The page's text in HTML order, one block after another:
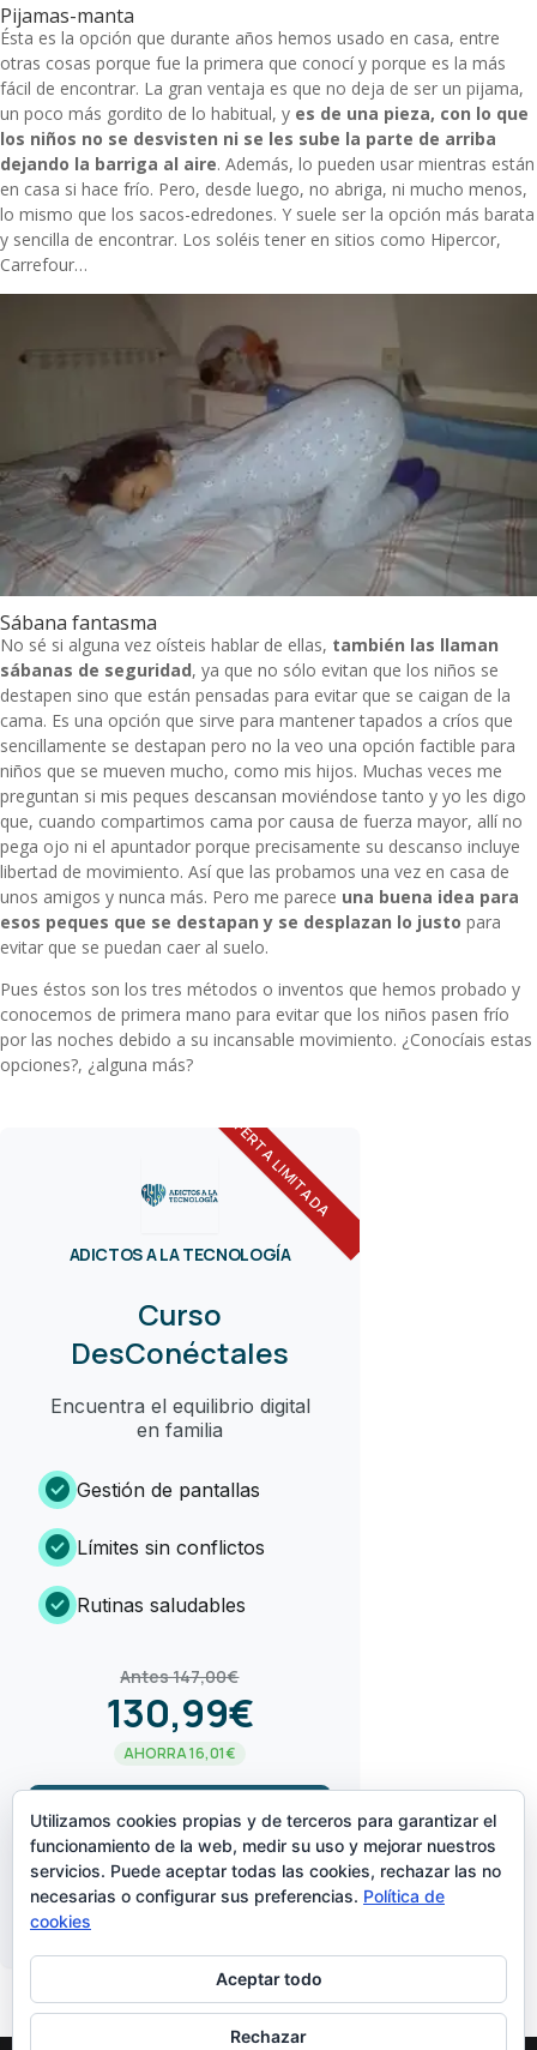
Pijamas-manta
Ésta es la opción que durante años hemos usado en casa, entre
otras cosas porque fue la primera que conocí y porque es la más
fácil de encontrar. La gran ventaja es que no deja de ser un pijama,
un poco más gordito de lo habitual, y es de una pieza, con lo que
los niños no se desvisten ni se les sube la parte de arriba
dejando la barriga al aire. Además, lo pueden usar mientras están
en casa si hace frío. Pero, desde luego, no abriga, ni mucho menos,
lo mismo que los sacos-edredones. Y suele ser la opción más barata
y sencilla de encontrar. Los soléis tener en sitios como Hipercor,
Carrefour…
Sábana fantasma
No sé si alguna vez oísteis hablar de ellas, también las llaman
sábanas de seguridad, ya que no sólo evitan que los niños se
destapen sino que están pensadas para evitar que se caigan de la
cama. Es una opción que sirve para mantener tapados a críos que
sencillamente se destapan pero no la veo una opción factible para
niños que se mueven mucho, como mis hijos. Muchas veces me
preguntan si mis peques descansan moviéndose tanto y yo les digo
que, cuando compartimos cama por causa de fuerza mayor, allí no
pega ojo ni el apuntador porque precisamente su descanso incluye
libertad de movimiento. Así que las probamos una vez en casa de
unos amigos y nunca más. Pero me parece una buena idea para
esos peques que se destapan y se desplazan lo justo para
evitar que se puedan caer al suelo.
Pues éstos son los tres métodos o inventos que hemos probado y
conocemos de primera mano para evitar que los niños pasen frío
por las noches debido a su incansable movimiento. ¿Conocíais estas
opciones?, ¿alguna más?
OFERTA LIMITADA
ADICTOS A LA TECNOLOGÍA
Curso
DesConéctales
Encuentra el equilibrio digital
en familia
check_circle Gestión de pantallas
check_circle Límites sin conflictos
check_circle Rutinas saludables
Antes 147,00€
130,99€
AHORRA 16,01€
¡LO QUIERO!arrow_forward
CREADO POR
Utilizamos cookies propias y de terceros para garantizar el
funcionamiento de la web, medir su uso y mejorar nuestros
servicios. Puede aceptar todas las cookies, rechazar las no
necesarias o configurar sus preferencias. Política de
cookies
Aceptar todo
Rechazar